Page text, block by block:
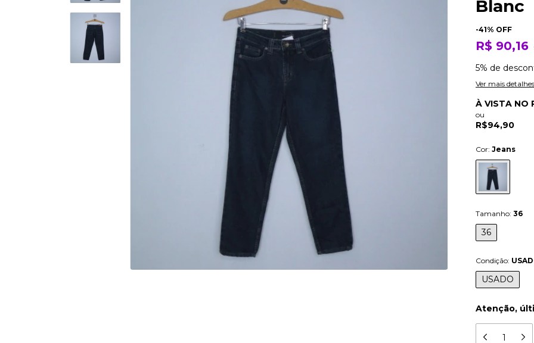
Blanc
-41% OFF
R$ 90,16
5% de
Ver mais detalhes
À VISTA NO
ou
R$94,90
Cor: Jeans
Tamanho: 36
36
Condição:
USADO
Atenção,